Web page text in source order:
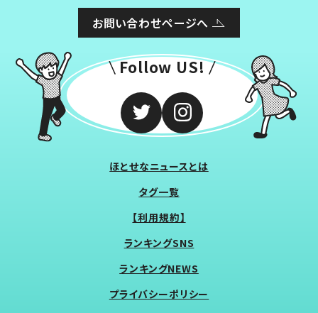
お問い合わせページへ
Follow US!
ほとせなニュースとは
タグ一覧
【利用規約】
ランキングSNS
ランキングNEWS
プライバシーポリシー